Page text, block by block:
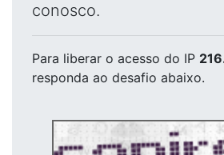
conosco.
Para liberar o acesso do IP
responda ao desafio abaixo.